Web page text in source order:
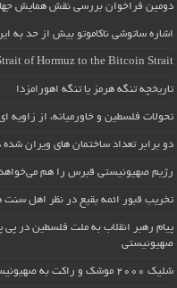
دومین فراخوان بررسی نقش همایش
اشاره ساتوشی ناکاموتو بیش از حد به
of Hormuz to the Bitcoin Strait
تاریخچه تنگه هرمز یا تنگه اهورامزدا
تحولات فلسطین و خاورمیانه، از
دو برابر تعداد ساختمان های ویران
رژیم صهیونیستی قبرس را هم می‌خواهد
تخریب قبور ائمه بقیع در نظر اهل سنت
پیام رهبر انقلاب به ملت فلسطین در
صهیونیستی
شلیک ۲۰۰۰ موشک و راکت به صهیونیست‌ها